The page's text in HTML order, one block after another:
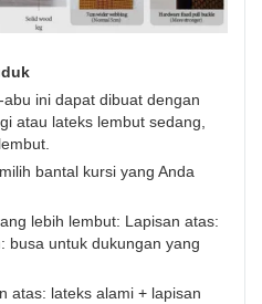
ini dapat dibuat dengan
atau lateks lembut sedang,
bantal kursi yang Anda
lebih lembut: Lapisan atas:
busa untuk dukungan yang
atas: lateks alami + lapisan